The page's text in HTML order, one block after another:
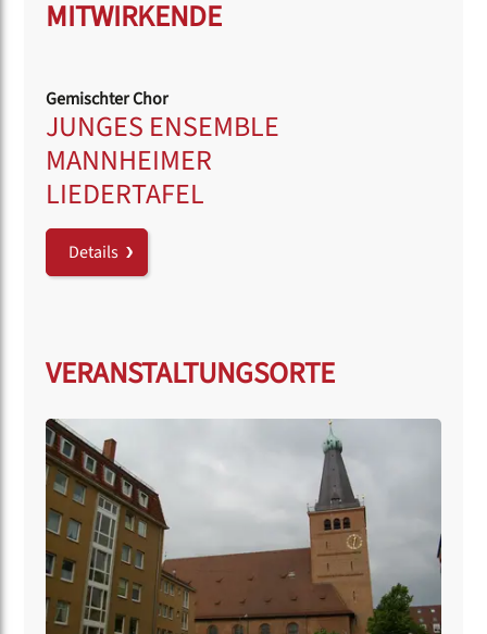
MITWIRKENDE
Gemischter Chor
JUNGES ENSEMBLE
MANNHEIMER
LIEDERTAFEL
Details
VERANSTALTUNGSORTE